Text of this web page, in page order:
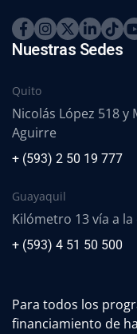
Nuestras Sedes
Quito
Nicolás López 518 y
Aguirre
+ (593) 2 50 19 777
Guayaquil
Kilómetro 13 vía a la
+ (593) 4 51 50 500
Para todos los
financiamiento de